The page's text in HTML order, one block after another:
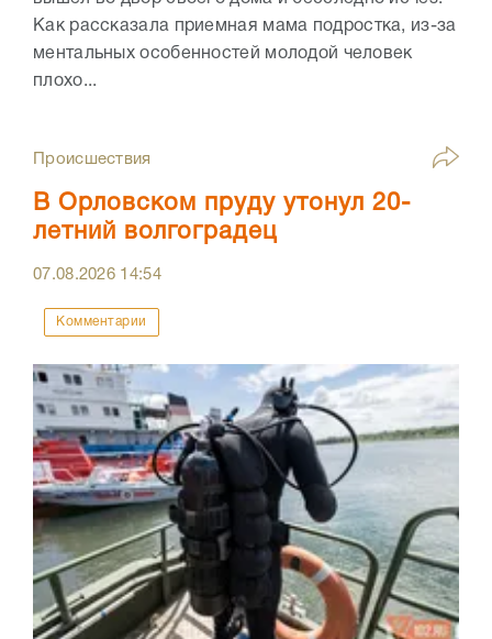
Как рассказала приемная мама подростка, из-за
ментальных особенностей молодой человек
плохо...
Происшествия
В Орловском пруду утонул 20-
летний волгоградец
07.08.2026 14:54
Комментарии